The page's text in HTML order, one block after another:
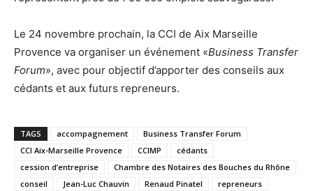
Le 24 novembre prochain, la CCI de Aix Marseille
Provence va organiser un événement «Business Transfer
Forum», avec pour objectif d’apporter des conseils aux
cédants et aux futurs repreneurs.
TAGS accompagnement
Business Transfer Forum
CCI Aix-Marseille Provence
CCIMP
cédants
cession d’entreprise
Chambre des Notaires des Bouches du Rhône
conseil
Jean-Luc Chauvin Renaud Pinatel
repreneurs